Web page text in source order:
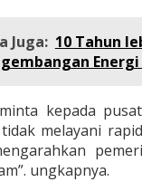
Juga: 10 Tahun
kepada
melayani
ungkapnya.